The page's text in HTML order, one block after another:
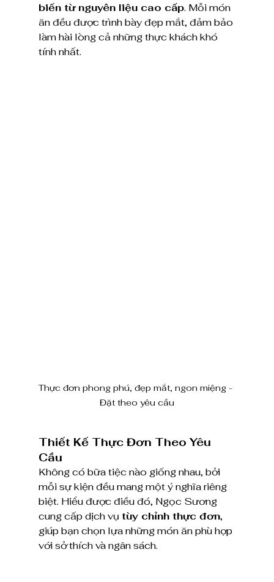
biến từ nguyên liệu cao cấp. Mỗi món
ăn đều được trình bày đẹp mắt, đảm bảo
làm hài lòng cả những thực khách khó
tính nhất.
Thực đơn phong phú, đẹp mắt, ngon miệng -
Đặt theo yêu cầu
Thiết Kế Thực Đơn Theo Yêu
Cầu
Không có bữa tiệc nào giống nhau, bởi
mỗi sự kiện đều mang một ý nghĩa riêng
biệt. Hiểu được điều đó, Ngọc Sương
cung cấp dịch vụ tùy chỉnh thực đơn,
giúp bạn chọn lựa những món ăn phù hợp
với sở thích và ngân sách.